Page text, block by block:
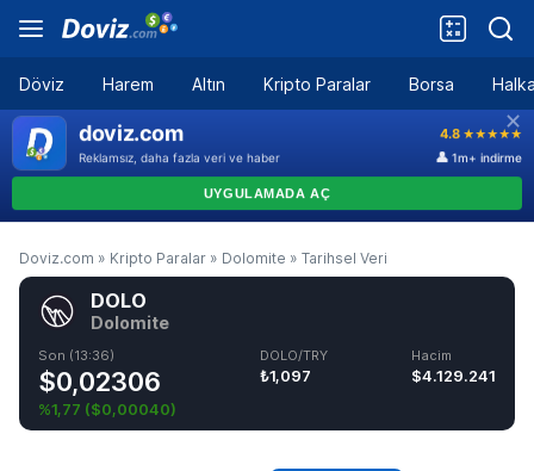
Döviz Harem Altın Kripto Paralar Borsa
Doviz.com » Kripto Paralar » Dolomite » Tarihsel Veri
DOLO
Dolomite
Son (13:36)
$0,02306
%1,77 ($0,00040)
DOLO/TRY
₺1,097
Hacim
$4.129.241